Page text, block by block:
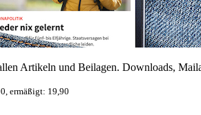
Artikeln und Beilagen. Downloads,
ermäßigt: 19,90